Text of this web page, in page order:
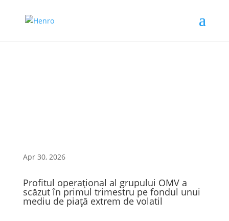
Apr 30, 2026
Profitul operaţional al grupului OMV a
scăzut în primul trimestru pe fondul unui
mediu de piaţă extrem de volatil